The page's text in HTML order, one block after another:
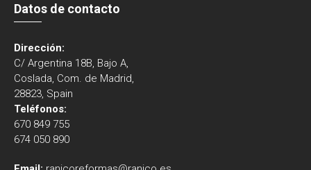
Datos de contacto
Dirección:
C/ Argentina 18B, Bajo A,
Coslada, Com. de Madrid,
28823, Spain
Teléfonos:
670 849 755
674 050 890